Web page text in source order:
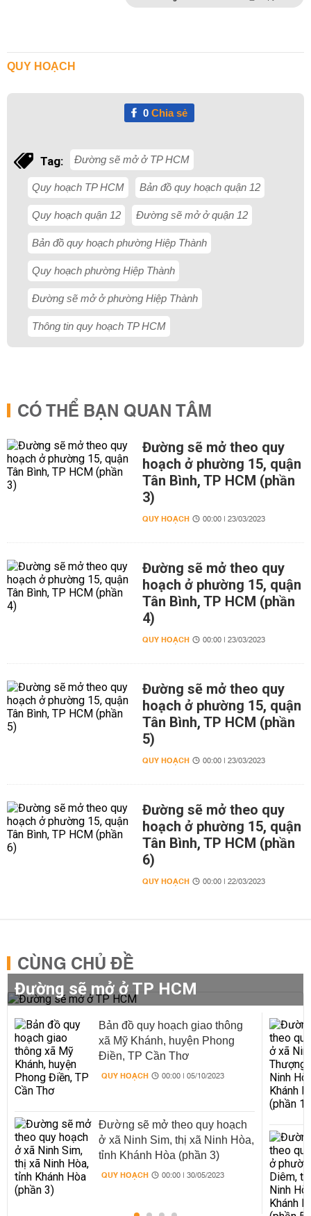
QUY HOẠCH
0Chia sẻ
Tag: Đường sẽ mở ở TP HCM
Quy hoạch TP HCM Bản đồ quy hoạch quận 12
Quy hoạch quận 12 Đường sẽ mở ở quận 12
Bản đồ quy hoạch phường Hiệp Thành
Quy hoạch phường Hiệp Thành
Đường sẽ mở ở phường Hiệp Thành
Thông tin quy hoạch TP HCM
CÓ THỂ BẠN QUAN TÂM
Đường sẽ mở theo quy
hoạch ở phường 15, quận
Tân Bình, TP HCM (phần
3)
QUY HOẠCH 00:00 | 23/03/2023
Đường sẽ mở theo quy
hoạch ở phường 15, quận
Tân Bình, TP HCM (phần
4)
QUY HOẠCH 00:00 | 23/03/2023
Đường sẽ mở theo quy
hoạch ở phường 15, quận
Tân Bình, TP HCM (phần
5)
QUY HOẠCH 00:00 | 23/03/2023
Đường sẽ mở theo quy
hoạch ở phường 15, quận
Tân Bình, TP HCM (phần
6)
QUY HOẠCH 00:00 | 22/03/2023
CÙNG CHỦ ĐỀ
Đường sẽ mở ở TP HCM
Bản đồ quy hoạch giao thông
xã Mỹ Khánh, huyện Phong
Điền, TP Cần Thơ
QUY HOẠCH 00:00 | 05/10/2023
Đường sẽ mở theo quy hoạch
ở xã Ninh Sim, thị xã Ninh Hòa,
tỉnh Khánh Hòa (phần 3)
QUY HOẠCH 00:00 | 30/05/2023